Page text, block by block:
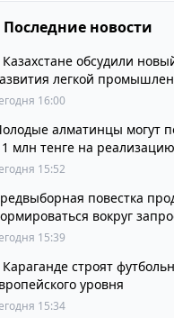
Последние новости
Казахстане обсудили
легкой
16:00
алматинцы могут
1 млн тенге на
15:52
повестка
вокруг
15:39
Караганде строят
уровня
15:34